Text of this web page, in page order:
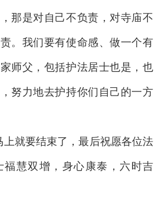
那是对自己不负责，对寺庙不
。我们要有使命感、做一个有
师父，包括护法居士也是，也
努力地去护持你们自己的一方
上就要结束了，最后祝愿各位法
福慧双增，身心康泰，六时吉